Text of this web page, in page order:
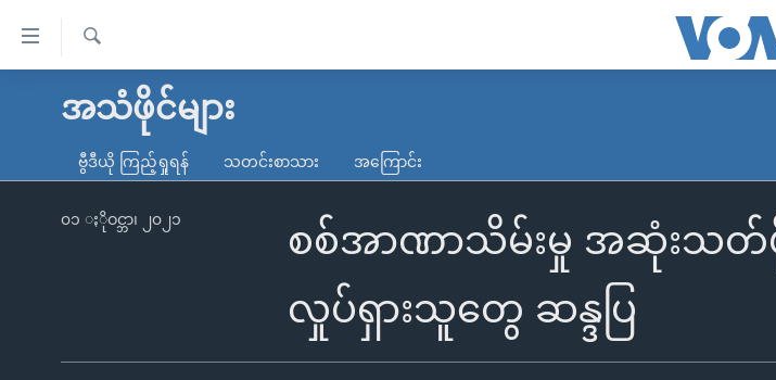
လွယ်ကူ
သည့်
မူလစာမျက်နှာ
ကမ္ဘာ့သတင်းများ
နိုင်ငံတကာ
ရ
အသံဖိုင်များ
ဗွီဒီယို ကြည့်ရှုရန် သတင်းစာသား အကြောင်း
စစ်အာဏာသိမ်းမှု အဆုံးသတ်ဖို့
လှုပ်ရှားသူတွေ ဆန္ဒပြ
၀၁ ႏိုဝင္ဘာ၊ ၂၀၂၁